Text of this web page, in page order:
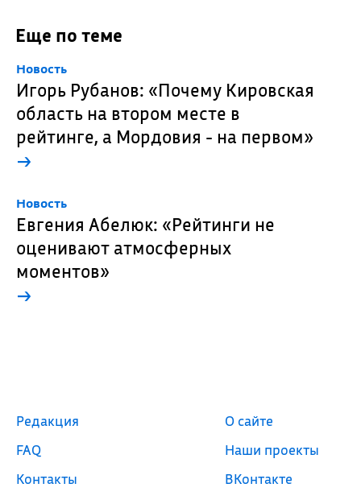
Еще по теме
Новость
Игорь Рубанов: «Почему Кировская
область на втором месте в
рейтинге, а Мордовия - на первом»
→
Новость
Евгения Абелюк: «Рейтинги не
оценивают атмосферных
моментов»
→
Редакция
FAQ
Контакты
О сайте
Наши проекты
ВКонтакте